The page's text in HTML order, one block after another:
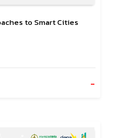
to Smart Cities
-